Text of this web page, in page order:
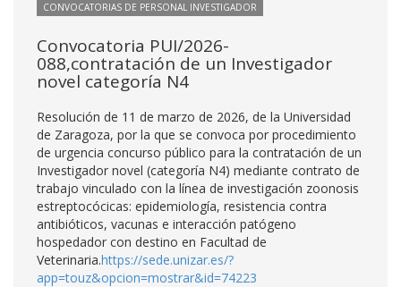
CONVOCATORIAS DE PERSONAL INVESTIGADOR
Convocatoria PUI/2026-
088,contratación de un Investigador
novel categoría N4
Resolución de 11 de marzo de 2026, de la Universidad
de Zaragoza, por la que se convoca por procedimiento
de urgencia concurso público para la contratación de un
Investigador novel (categoría N4) mediante contrato de
trabajo vinculado con la línea de investigación zoonosis
estreptocócicas: epidemiología, resistencia contra
antibióticos, vacunas e interacción patógeno
hospedador con destino en Facultad de
Veterinaria.https://sede.unizar.es/?
app=touz&opcion=mostrar&id=74223